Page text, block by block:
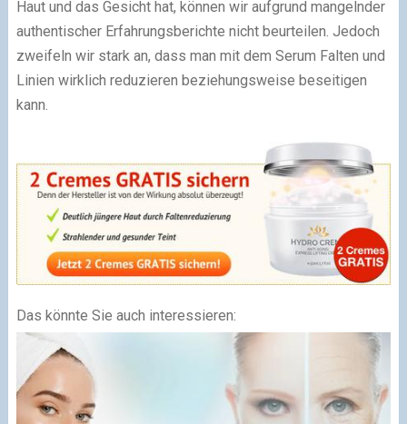
Haut und das Gesicht hat, können wir aufgrund mangelnder
authentischer Erfahrungsberichte nicht beurteilen. Jedoch
zweifeln wir stark an, dass man mit dem Serum Falten und
Linien wirklich reduzieren beziehungsweise beseitigen
kann.
Das könnte Sie auch interessieren: